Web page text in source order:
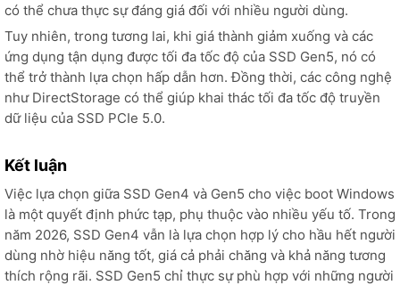
có thể chưa thực sự đáng giá đối với nhiều người dùng.
Tuy nhiên, trong tương lai, khi giá thành giảm xuống và các
ứng dụng tận dụng được tối đa tốc độ của SSD Gen5, nó có
thể trở thành lựa chọn hấp dẫn hơn. Đồng thời, các công nghệ
như DirectStorage có thể giúp khai thác tối đa tốc độ truyền
dữ liệu của SSD PCIe 5.0.
Kết luận
Việc lựa chọn giữa SSD Gen4 và Gen5 cho việc boot Windows
là một quyết định phức tạp, phụ thuộc vào nhiều yếu tố. Trong
năm 2026, SSD Gen4 vẫn là lựa chọn hợp lý cho hầu hết người
dùng nhờ hiệu năng tốt, giá cả phải chăng và khả năng tương
thích rộng rãi. SSD Gen5 chỉ thực sự phù hợp với những người